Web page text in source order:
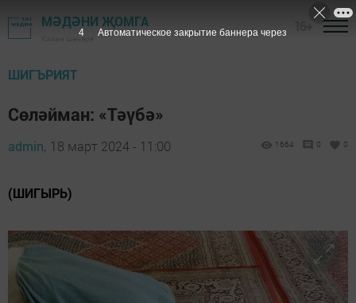
МӘДӘНИ ҖОМГА
Казан шәһәре
ШИГЪРИЯТ
Сөләйман: «Тәүбә»
admin, 18 март 2024 - 11:00 1664 0 0
(ШИГЫРЬ)
3 Автоматическое закрытие баннера через